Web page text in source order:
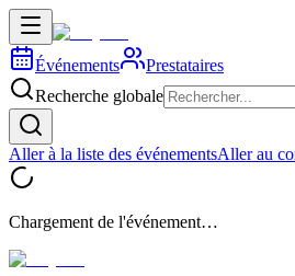
Événements
Prestataires
Recherche globale
Aller à la liste des événementsAller au
Chargement de l'événement…